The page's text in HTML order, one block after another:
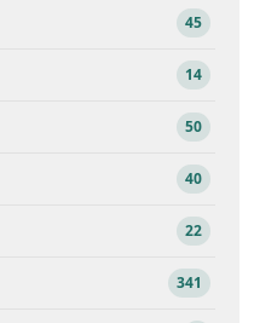
45
14
50
40
22
341